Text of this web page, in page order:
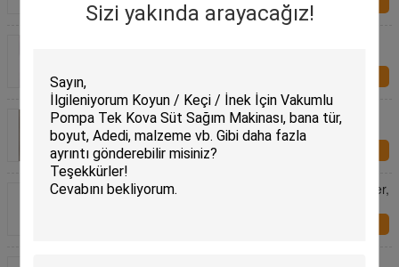
Sizi yakında arayacağız!
Yumuşak yüzey 9 inç Tek kullanımlık tıbbi lateks
eldivenleri 6.5G toz muayenesi için ücretsiz
Kişisel koruyucu tıbbi tek kullanımlık lateks eldivenler,
daha fazla koruma için yuvarlanmış manşet